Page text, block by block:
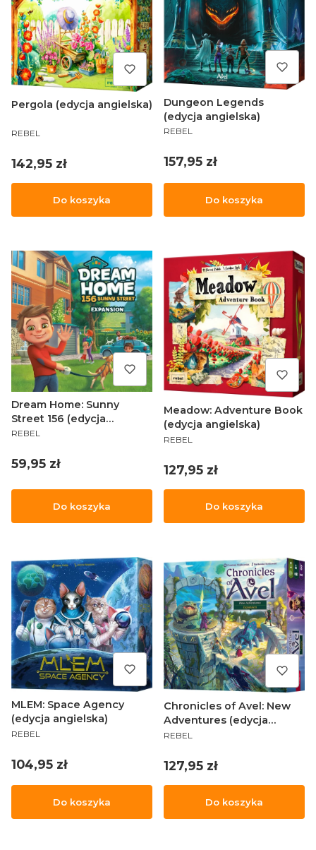
Pergola (edycja angielska)
PRODUCENT
REBEL
Cena
142,95 zł
Do koszyka
Dungeon Legends
(edycja angielska)
PRODUCENT
REBEL
Cena
157,95 zł
Do koszyka
Dream Home: Sunny
Street 156 (edycja
angielska)
PRODUCENT
REBEL
Cena
59,95 zł
Do koszyka
Meadow: Adventure Book
(edycja angielska)
PRODUCENT
REBEL
Cena
127,95 zł
Do koszyka
MLEM: Space Agency
(edycja angielska)
PRODUCENT
REBEL
Cena
104,95 zł
Do koszyka
Chronicles of Avel: New
Adventures (edycja
angielska)
PRODUCENT
REBEL
Cena
127,95 zł
Do koszyka